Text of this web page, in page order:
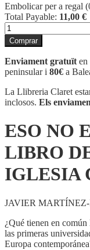
Embolicar per a regal (
Total Payable: 11,00 €
quantitat
de
ESO
NO
ESTABA
EN
MI
LIBRO
DE
IGLESIA
Comprar
Enviament gratuït en
peninsular i 80€ a
La Llibreria Claret
inclosos. Els
ESO NO
LIBRO
IGLESIA
JAVIER
¿Qué tienen en
las primeras
Europa